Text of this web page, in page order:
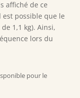
affiché de ce
possible que le
1,1 kg). Ainsi,
lors du
pour le